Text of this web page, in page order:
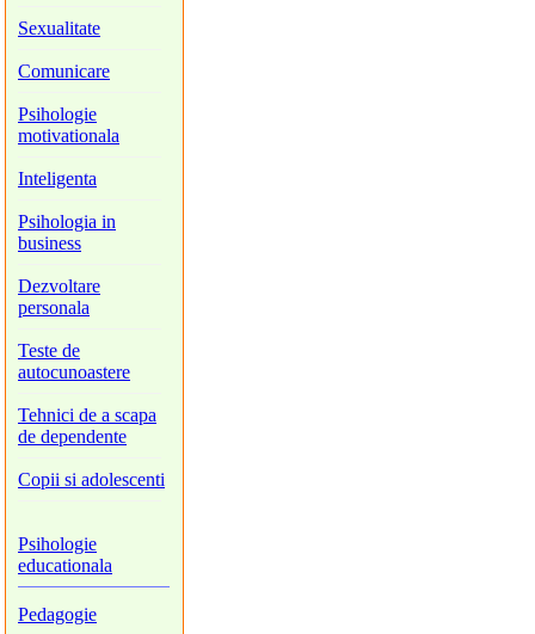
Sexualitate
Comunicare
Psihologie
motivationala
Inteligenta
Psihologia in
business
Dezvoltare
personala
Teste de
autocunoastere
Tehnici de a scapa
de dependente
Copii si adolescenti
Psihologie
educationala
Pedagogie